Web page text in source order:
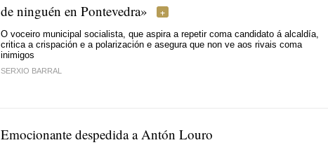
de ninguén en Pontevedra»
O voceiro municipal socialista, que aspira a repetir coma candidato á alcaldía,
critica a crispación e a polarización e asegura que non ve aos rivais coma
inimigos
SERXIO BARRAL
Emocionante despedida a Antón Louro